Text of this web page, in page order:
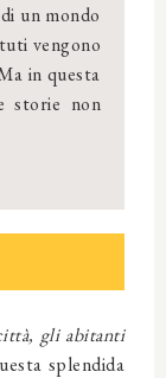
un mondo
vengono
in questa
storie non
gli abitanti
splendida